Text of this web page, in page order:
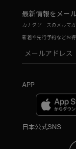
最新情報をメー
カナダグースのメルマ
新着や先行予約などお
APP
日本公式SNS